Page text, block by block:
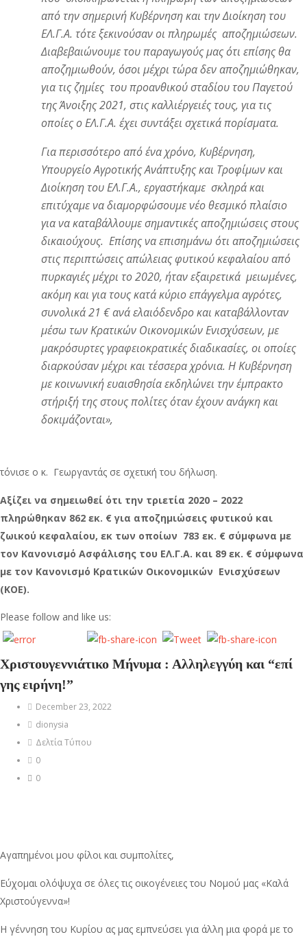
από την σημερινή Κυβέρνηση και την Διοίκηση του
ΕΛ.Γ.Α. τότε ξεκινούσαν οι πληρωμές αποζημιώσεων.
Διαβεβαιώνουμε του παραγωγούς μας ότι επίσης θα
αποζημιωθούν, όσοι μέχρι τώρα δεν αποζημιώθηκαν,
για τις ζημίες του προανθικού σταδίου του Παγετού
της Άνοιξης 2021, στις καλλιέργειές τους, για τις
οποίες ο ΕΛ.Γ.Α. έχει συντάξει σχετικά πορίσματα.
Για περισσότερο από ένα χρόνο, Κυβέρνηση,
Υπουργείο Αγροτικής Ανάπτυξης και Τροφίμων και
Διοίκηση του ΕΛ.Γ.Α., εργαστήκαμε σκληρά και
επιτύχαμε να διαμορφώσουμε νέο θεσμικό πλαίσιο
για να καταβάλλουμε σημαντικές αποζημιώσεις στους
δικαιούχους. Επίσης να επισημάνω ότι αποζημιώσεις
στις περιπτώσεις απώλειας φυτικού κεφαλαίου από
πυρκαγιές μέχρι το 2020, ήταν εξαιρετικά μειωμένες,
ακόμη και για τους κατά κύριο επάγγελμα αγρότες,
συνολικά 21 € ανά ελαιόδενδρο και καταβάλλονταν
μέσω των Κρατικών Οικονομικών Ενισχύσεων, με
μακρόσυρτες γραφειοκρατικές διαδικασίες, οι οποίες
διαρκούσαν μέχρι και τέσσερα χρόνια. Η Κυβέρνηση
με κοινωνική ευαισθησία εκδηλώνει την έμπρακτο
στήριξή της στους πολίτες όταν έχουν ανάγκη και
δοκιμάζονται»,
τόνισε ο κ. Γεωργαντάς σε σχετική του δήλωση.
Αξίζει να σημειωθεί ότι την τριετία 2020 – 2022
πληρώθηκαν 862 εκ. € για αποζημιώσεις φυτικού και
ζωικού κεφαλαίου, εκ των οποίων 783 εκ. € σύμφωνα με
τον Κανονισμό Ασφάλισης του ΕΛ.Γ.Α. και 89 εκ. € σύμφωνα
με τον Κανονισμό Κρατικών Οικονομικών Ενισχύσεων
(ΚΟΕ).
Please follow and like us:
Χριστουγεννιάτικο Μήνυμα : Αλληλεγγύη και “επί
γης ειρήνη!”
December 23, 2022
dionysia
Δελτία Τύπου
0
0
Αγαπημένοι μου φίλοι και συμπολίτες,
Εύχομαι ολόψυχα σε όλες τις οικογένειες του Νομού μας «Καλά
Χριστούγεννα»!
Η γέννηση του Κυρίου ας μας εμπνεύσει για άλλη μια φορά με το